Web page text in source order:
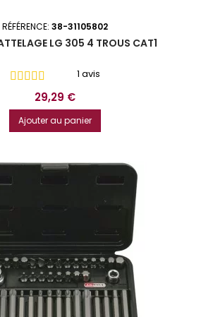
RÉFÉRENCE: 38-31105802
LG 305 4 TROUS CAT1
1 avis
Prix
29,29 €
Ajouter au panier